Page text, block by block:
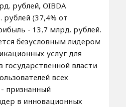
рублей, OIBDA
рублей (37,4% от
- 13,7 млрд. рублей.
безусловным лидером
услуг для
государственной власти
всех
признанный
в инновационных